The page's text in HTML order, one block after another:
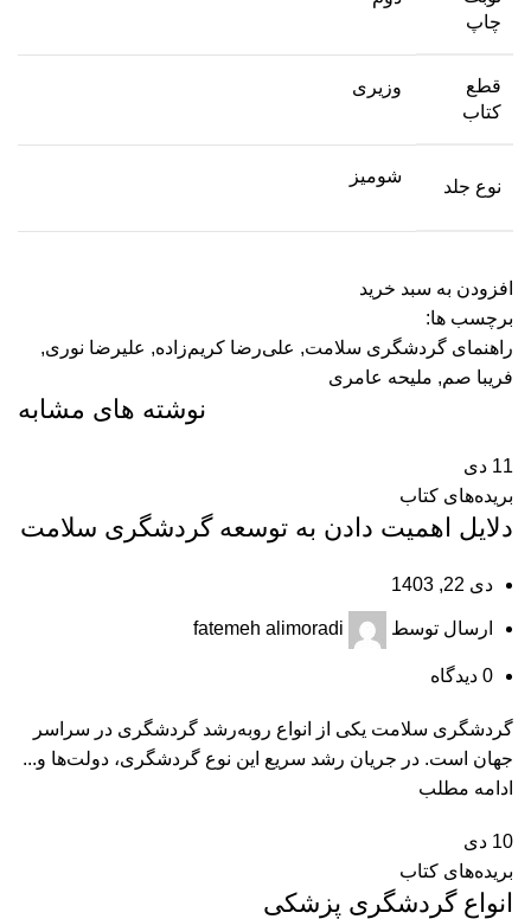
چاپ
قطع
کتاب
وزیری
نوع جلد
شومیز
افزودن به سبد خرید
برچسب ها:
راهنمای گردشگری سلامت, علی‌رضا کریم‌زاده, علیرضا نوری,
فریبا صم, ملیحه عامری
نوشته های مشابه
11 دی
بریده‌های کتاب
دلایل اهمیت دادن به توسعه گردشگری سلامت
دی 22, 1403
ارسال توسط fatemeh alimoradi
0 دیدگاه
گردشگری سلامت یکی از انواع روبه‌رشد گردشگری در سراسر
جهان است. در جریان رشد سریع این نوع گردشگری، دولت‌ها و...
ادامه مطلب
10 دی
بریده‌های کتاب
انواع گردشگری پزشکی